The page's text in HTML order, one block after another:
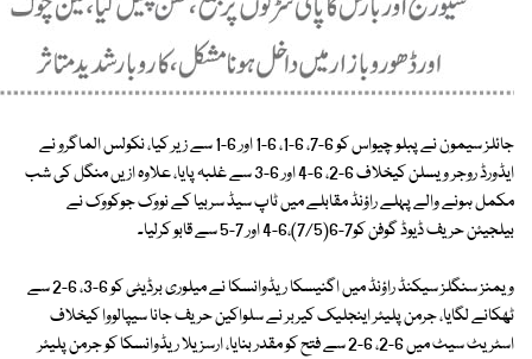
جائلز سیمون نے پبلو چیواس کو 6-7، 6-1، 6-1 اور 6-1 سے زیر کیا، نکولس الماگرو نے
ایڈورڈ روجر ویسلن کیخلاف 6-2، 6-4 اور 6-3 سے غلبہ پایا، علاوہ ازیں منگل کی شب
مکمل ہونے والے پہلے راؤنڈ مقابلے میں ٹاپ سیڈ سربیا کے نووک جوکووک نے
بیلجیئن حریف ڈیوڈ گوفن کو7-6(7/5)،6-4 اور 7-5 سے قابو کرلیا۔
ویمنز سنگلز سیکنڈ راؤنڈ میں اگنیسکا ریڈوانسکا نے میلوری برڈیٹی کو 6-3، 6-2 سے
ٹھکانے لگایا، جرمن پلیئر اینجلیک کیربر نے سلواکین حریف جانا سیپالووا کیخلاف
اسٹریٹ سیٹ میں 6-2، 6-2 سے فتح کو مقدر بنایا، ارسزیلا ریڈوانسکا کو جرمن پلیئر